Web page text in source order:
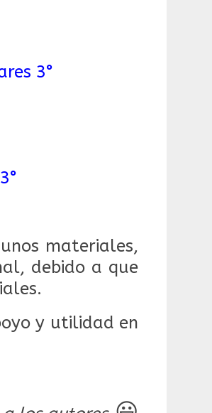
3°
materiales,
debido a que
y utilidad en